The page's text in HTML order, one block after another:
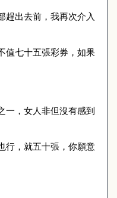
趕出去前，我再次介入
值七十五張彩券，如果
一，女人非但沒有感到
行，就五十張，你願意